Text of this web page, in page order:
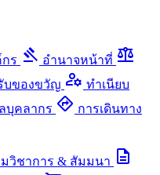
ร gavel อำนาจหน้าที่ balance
บของขวัญ manage_accounts ทำเนียบ
บุคลากร directions การเดินทาง
วิชาการ & สัมมนา description